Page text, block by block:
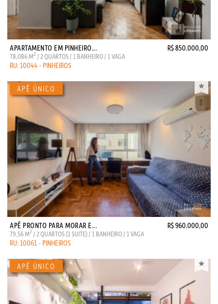
APARTAMENTO EM PINHEIRO... R$ 850.000,00
78,086 M2 / 2 QUARTOS / 1 BANHEIRO / 1 VAGA
RU: 10044 - PINHEIROS
APÊ PRONTO PARA MORAR E... R$ 960.000,00
79,56 M2 / 2 QUARTOS (1 SUITE) / 1 BANHEIRO / 1 VAGA
RU: 10061 - PINHEIROS